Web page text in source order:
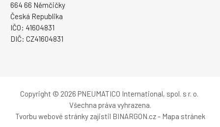
664 66 Němčičky
Česká Republika
IČO: 41604831
DIČ: CZ41604831
Copyright © 2026 PNEUMATICO International, spol. s r. o.
Všechna práva vyhrazena.
Tvorbu webové stránkyzajistil BINARGON.cz- Mapa stránek